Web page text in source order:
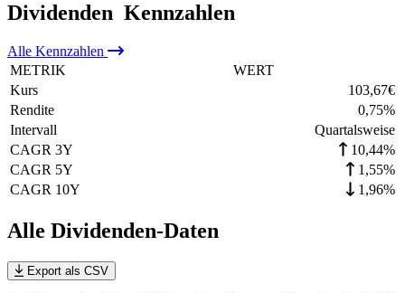
Dividenden Kennzahlen
Alle Kennzahlen
METRIK
WERT
Kurs
103,67€
Rendite
0,75%
Intervall
Quartalsweise
CAGR 3Y
10,44%
CAGR 5Y
1,55%
CAGR 10Y
1,96%
Alle Dividenden-Daten
Export als CSV